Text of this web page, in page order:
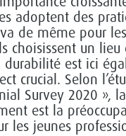
adoptent des
de même pour
choisissent un
durabilité est ici
crucial. Selon
Survey 2020 »,
est la
les jeunes